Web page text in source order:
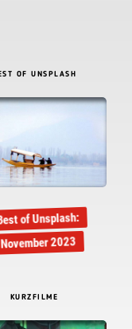
OF UNSPLASH
of Unsplash:
November 2023
KURZFILME